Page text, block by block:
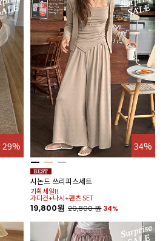
29% 34%
시논드 쓰리피스세트
기획세일!!
가디건+나시+팬츠 SET
19,800원 29,800원 34%